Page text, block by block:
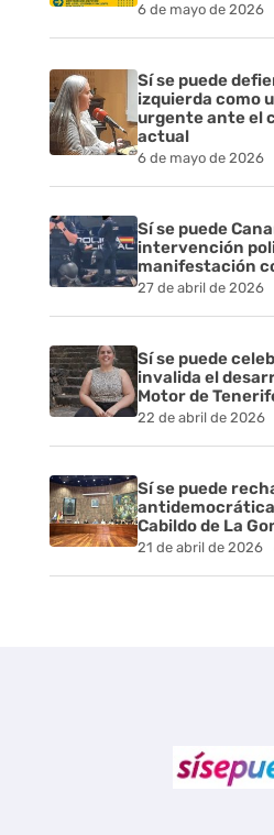
6 de mayo de 2026
Sí se puede
izquierda como
urgente ante el
actual
6 de mayo de 2026
Sí se puede
intervención
manifestación
27 de abril de 2026
Sí se puede
invalida el
Motor de
22 de abril de 2026
Sí se puede
Cabildo de La
21 de abril de 2026